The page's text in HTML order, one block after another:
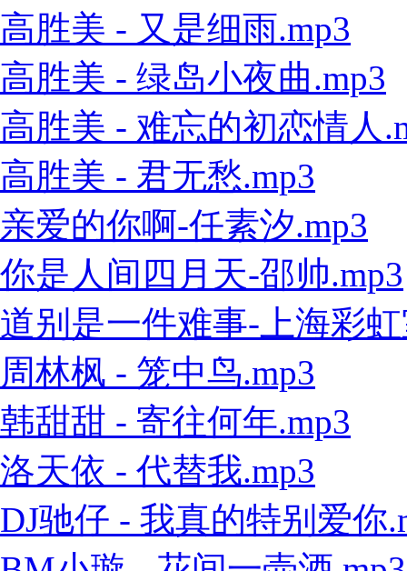
高胜美 - 又是细雨.mp3
高胜美 - 绿岛小夜曲.mp3
高胜美 - 难忘的初恋情人
高胜美 - 君无愁.mp3
亲爱的你啊-任素汐.mp3
你是人间四月天-邵帅.mp3
道别是一件难事-上海彩
周林枫 - 笼中鸟.mp3
韩甜甜 - 寄往何年.mp3
洛天依 - 代替我.mp3
DJ驰仔 - 我真的特别爱你